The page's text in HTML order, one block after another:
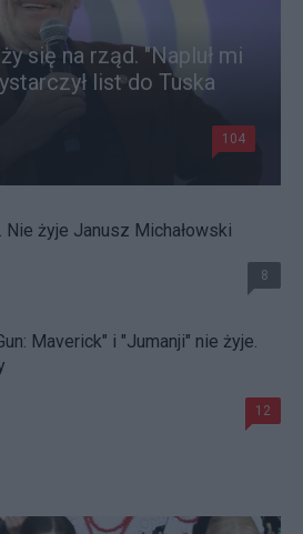
się na rząd. "Napluł mi
list do Tuska
104
Nie żyje Janusz Michałowski
8
Maverick" i "Jumanji" nie żyje.
12